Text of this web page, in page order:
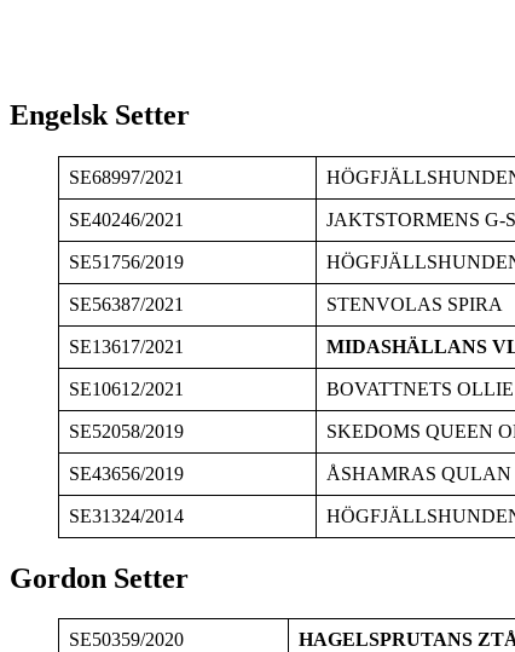
Engelsk Setter
SE68997/2021
SE40246/2021 JAKTSTORMENS G-
SE51756/2019
SE56387/2021 STENVOLAS SPIRA
SE13617/2021 MIDASHÄLLANS
SE10612/2021 BOVATTNETS OLLIE
SE52058/2019 SKEDOMS QUEEN
SE43656/2019 ÅSHAMRAS QULAN
SE31324/2014
Gordon Setter
SE50359/2020 HAGELSPRUTANS